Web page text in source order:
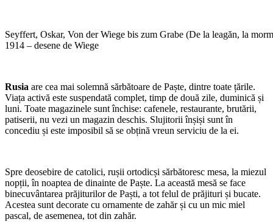
Seyffert, Oskar, Von der Wiege bis zum Grabe (De la leagăn, la
1914 – desene de Wiege
Rusia are cea mai solemnă sărbătoare de Paște, dintre toate țările.
Viața activă este suspendată complet, timp de două zile, duminică și
luni. Toate magazinele sunt închise: cafenele, restaurante, brutării,
patiserii, nu vezi un magazin deschis. Slujitorii înșiși sunt în
concediu și este imposibil să se obțină vreun serviciu de la ei.
Spre deosebire de catolici, rușii ortodicși sărbătoresc mesa, la miezul
nopții, în noaptea de dinainte de Paște. La această mesă se face
binecuvântarea prăjiturilor de Paști, a tot felul de prăjituri și bucate.
Acestea sunt decorate cu ornamente de zahăr și cu un mic miel
pascal, de asemenea, tot din zahăr.